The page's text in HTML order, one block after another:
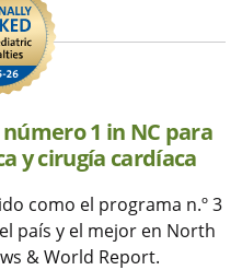
1 in NC para
y cirugía cardíaca
como el programa n.º 3
país y el mejor en North
& World Report.